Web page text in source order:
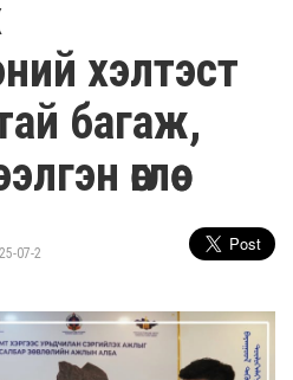
хэлтэст
багаж,
өглөө
07-2